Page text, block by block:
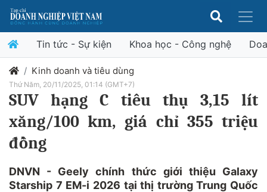
Tin tức - Sự kiện Khoa học - Công nghệ
Kinh doanh và tiêu dùng
Thứ Năm, 20/11/2025, 01:14 (GMT+7)
SUV hạng C tiêu thụ 3,15 lít
xăng/100 km, giá chỉ 355 triệu
đồng
DNVN - Geely chính thức giới thiệu Galaxy
Starship 7 EM-i 2026 tại thị trường Trung Quốc